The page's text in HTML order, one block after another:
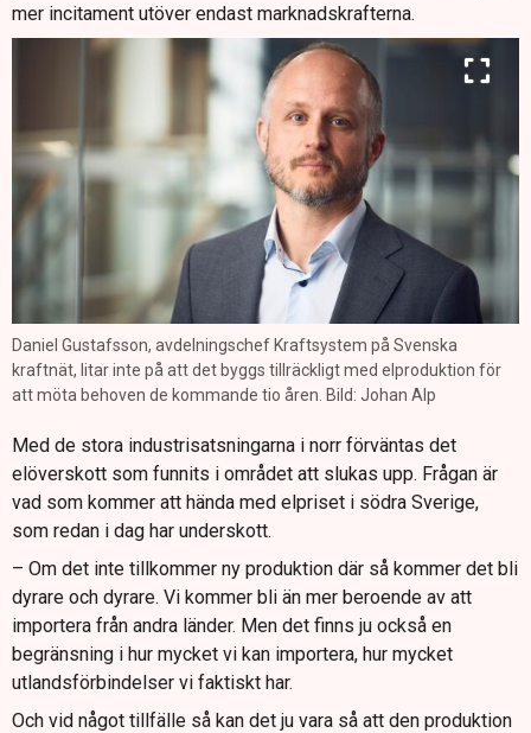
mer incitament utöver endast marknadskrafterna.
Daniel Gustafsson, avdelningschef Kraftsystem på Svenska
kraftnät, litar inte på att det byggs tillräckligt med elproduktion för
att möta behoven de kommande tio åren. Bild: Johan Alp
Med de stora industrisatsningarna i norr förväntas det
elöverskott som funnits i området att slukas upp. Frågan är
vad som kommer att hända med elpriset i södra Sverige,
som redan i dag har underskott.
– Om det inte tillkommer ny produktion där så kommer det bli
dyrare och dyrare. Vi kommer bli än mer beroende av att
importera från andra länder. Men det finns ju också en
begränsning i hur mycket vi kan importera, hur mycket
utlandsförbindelser vi faktiskt har.
Och vid något tillfälle så kan det ju vara så att den produktion